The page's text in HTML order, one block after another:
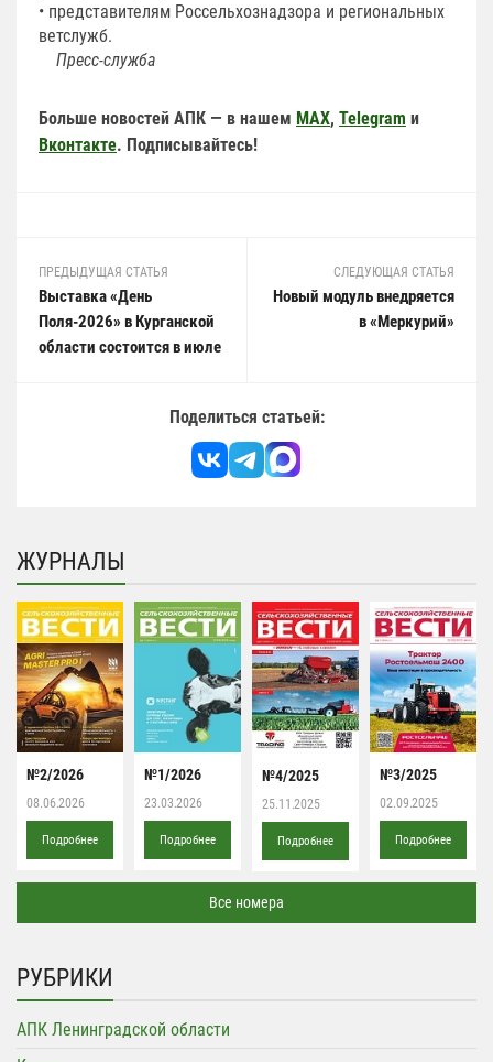
• представителям Россельхознадзора и региональных
ветслужб.
Пресс-служба
Больше новостей АПК — в нашем MAX, Telegram и
Вконтакте. Подписывайтесь!
ПРЕДЫДУЩАЯ СТАТЬЯ
Выставка «День
Поля-2026» в Курганской
области состоится в июле
СЛЕДУЮЩАЯ СТАТЬЯ
Новый модуль внедряется
в «Меркурий»
Поделиться статьей:
ЖУРНАЛЫ
№2/2026
08.06.2026
Подробнее
№1/2026
23.03.2026
Подробнее
№4/2025
25.11.2025
Подробнее
№3/2025
02.09.2025
Подробнее
Все номера
РУБРИКИ
АПК Ленинградской области